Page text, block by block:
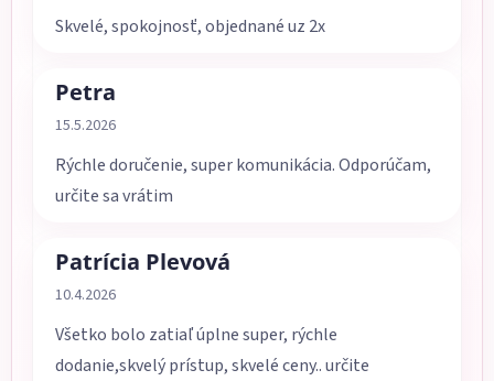
Skvelé, spokojnosť, objednané uz 2x
Petra
Hodnotenie obchodu je 5 z 5 hviezdičiek.
15.5.2026
Rýchle doručenie, super komunikácia. Odporúčam,
určite sa vrátim
Patrícia Plevová
Hodnotenie obchodu je 5 z 5 hviezdičiek.
10.4.2026
Všetko bolo zatiaľ úplne super, rýchle
dodanie,skvelý prístup, skvelé ceny.. určite